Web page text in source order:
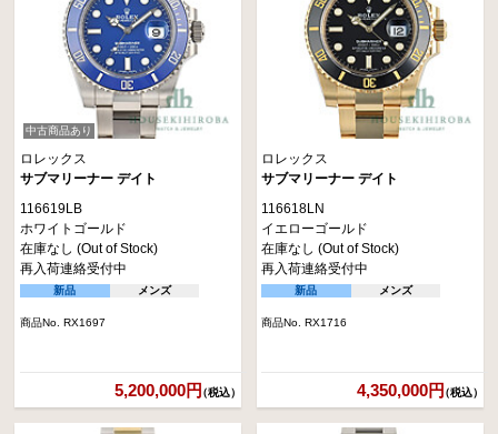
中古商品あり
ロレックス
サブマリーナー デイト
116619LB
ホワイトゴールド
在庫なし (Out of Stock)
再入荷連絡受付中
新品 メンズ
商品No. RX1697
5,200,000円（税込）
ロレックス
サブマリーナー デイト
116618LN
イエローゴールド
在庫なし (Out of Stock)
再入荷連絡受付中
新品 メンズ
商品No. RX1716
4,350,000円（税込）